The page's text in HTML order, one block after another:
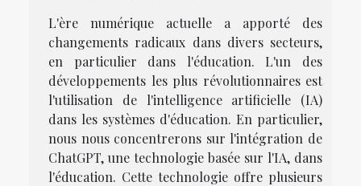
L'ère numérique actuelle a apporté des
changements radicaux dans divers secteurs,
en particulier dans l'éducation. L'un des
développements les plus révolutionnaires est
l'utilisation de l'intelligence artificielle (IA)
dans les systèmes d'éducation. En particulier,
nous nous concentrerons sur l'intégration de
ChatGPT, une technologie basée sur l'IA, dans
l'éducation. Cette technologie offre plusieurs